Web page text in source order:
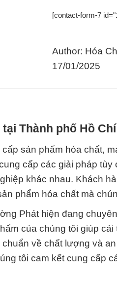
[contact-form-7
Author: Hóa
17/01/2025
Thành phố Hồ
sản phẩm hóa chất,
cấp các giải pháp
khác nhau. Khách
phẩm hóa chất mà
Phát hiện đang
của chúng tôi giúp
về chất lượng và
tôi cam kết cung cấp